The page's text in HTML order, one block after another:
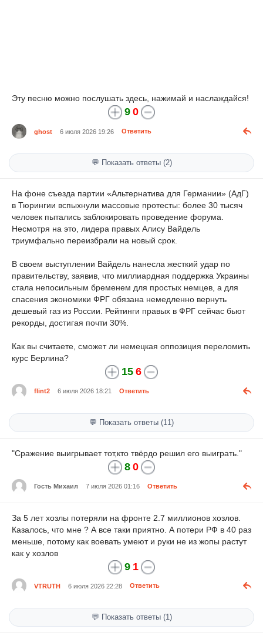
Эту песню можно послушать здесь, нажимай и наслаждайся!
9 0
ghost 6 июля 2026 19:26 Ответить
💬 Показать ответы (2)
На фоне съезда партии «Альтернатива для Германии» (АдГ)
в Тюрингии вспыхнули массовые протесты: более 30 тысяч
человек пытались заблокировать проведение форума.
Несмотря на это, лидера правых Алису Вайдель
триумфально переизбрали на новый срок.
В своем выступлении Вайдель нанесла жесткий удар по
правительству, заявив, что миллиардная поддержка Украины
стала непосильным бременем для простых немцев, а для
спасения экономики ФРГ обязана немедленно вернуть
дешевый газ из России. Рейтинги правых в ФРГ сейчас бьют
рекорды, достигая почти 30%.
Как вы считаете, сможет ли немецкая оппозиция переломить
курс Берлина?
15 6
flint2 6 июля 2026 18:21 Ответить
💬 Показать ответы (11)
"Сражение выигрывает тот,кто твёрдо решил его выиграть."
8 0
Гость Михаил 7 июля 2026 01:16 Ответить
За 5 лет хозлы потеряли на фронте 2.7 миллионов хозлов.
Казалось, что мне ? А все таки приятно. А потери РФ в 40 раз
меньше, потому как воевать умеют и руки не из жопы растут
как у хозлов
9 1
VTRUTH 6 июля 2026 22:28 Ответить
💬 Показать ответы (1)